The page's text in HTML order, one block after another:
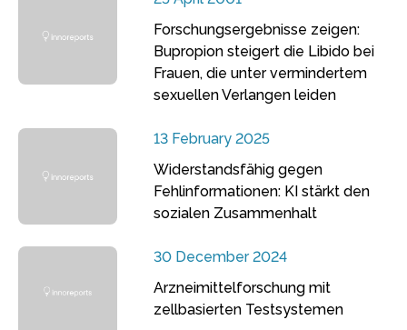
Forschungsergebnisse zeigen:
Bupropion steigert die Libido bei
Frauen, die unter vermindertem
sexuellen Verlangen leiden
13 February 2025
Widerstandsfähig gegen
Fehlinformationen: KI stärkt den
sozialen Zusammenhalt
30 December 2024
Arzneimittelforschung mit
zellbasierten Testsystemen